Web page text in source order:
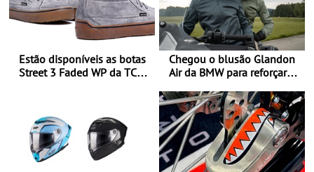
Estão disponíveis as botas
Street 3 Faded WP da TCX
Chegou o blusão Glandon
Air da BMW para reforçar
verão